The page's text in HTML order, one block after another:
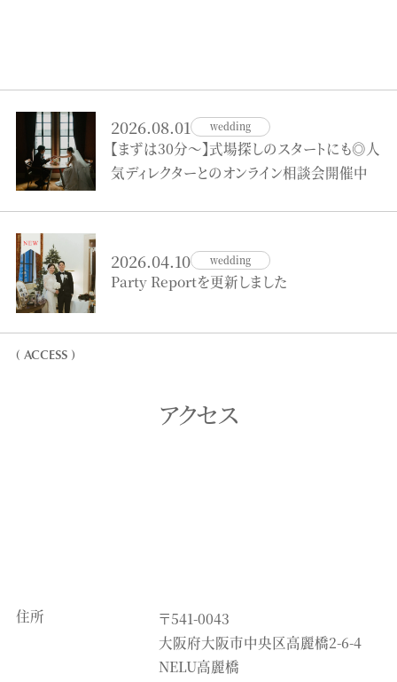
2026.08.01 wedding
【まずは30分～】式場探しのスタートにも◎人
気ディレクターとのオンライン相談会開催中
2026.04.10 wedding
Party Reportを更新しました
( ACCESS )
アクセス
住所
〒541-0043
大阪府大阪市中央区高麗橋2-6-4
NELU高麗橋